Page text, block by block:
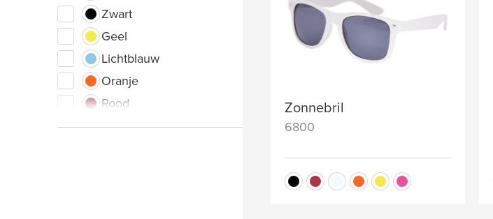
Zwart
Geel
Lichtblauw
Oranje
Rood
Roze
Zonnebril
6800